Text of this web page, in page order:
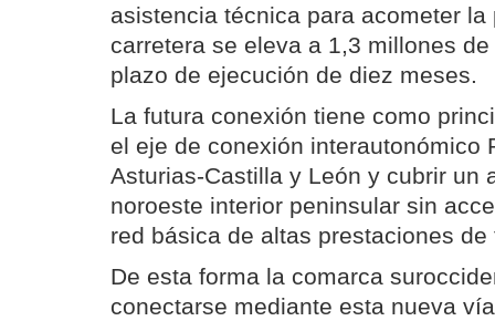
asistencia técnica para acometer
carretera se eleva a 1,3 millones
plazo de ejecución de diez meses.
La futura conexión tiene como
el eje de conexión interautonómico
Asturias-Castilla y León y cubrir un
noroeste interior peninsular sin
red básica de altas prestaciones
De esta forma la comarca
conectarse mediante esta nueva